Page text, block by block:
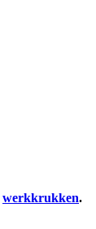
werkkrukken.